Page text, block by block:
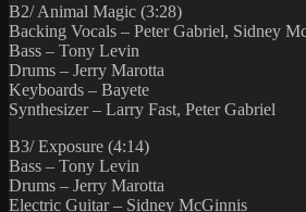
B2/ Animal Magic (3:28)
Backing Vocals – Peter Gabriel, Sidney
Bass – Tony Levin
Drums – Jerry Marotta
Keyboards – Bayete
Synthesizer – Larry Fast, Peter Gabriel
B3/ Exposure (4:14)
Bass – Tony Levin
Drums – Jerry Marotta
Electric Guitar – Sidney McGinnis